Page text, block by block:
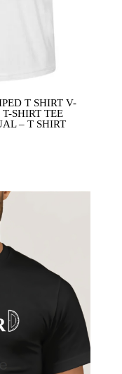
T SHIRT V-
SHIRT TEE
– T SHIRT